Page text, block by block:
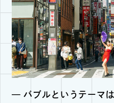
— バブルというテーマ